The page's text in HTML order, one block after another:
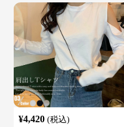
¥4,420 (税込)